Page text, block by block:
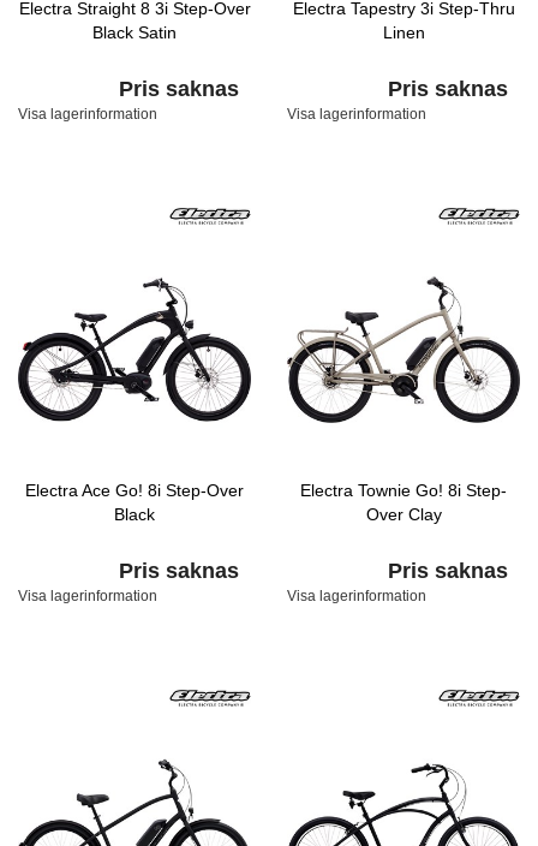
Electra Straight 8 3i Step-Over
Black Satin
Pris saknas
Visa lagerinformation
Electra Tapestry 3i Step-Thru
Linen
Pris saknas
Visa lagerinformation
Electra Ace Go! 8i Step-Over
Black
Pris saknas
Visa lagerinformation
Electra Townie Go! 8i Step-
Over Clay
Pris saknas
Visa lagerinformation